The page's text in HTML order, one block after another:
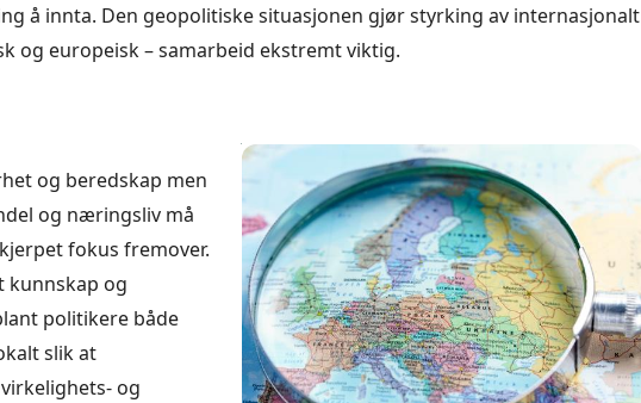
å innta. Den geopolitiske situasjonen gjør styrking av internasjonalt
og europeisk – samarbeid ekstremt viktig.
og beredskap men
og næringsliv må
fokus fremover.
kunnskap og
politikere både
slik at
og